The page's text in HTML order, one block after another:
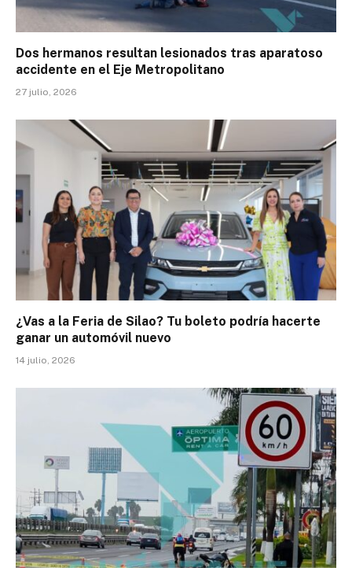
Dos hermanos resultan lesionados tras aparatoso
accidente en el Eje Metropolitano
27 julio, 2026
¿Vas a la Feria de Silao? Tu boleto podría hacerte
ganar un automóvil nuevo
14 julio, 2026